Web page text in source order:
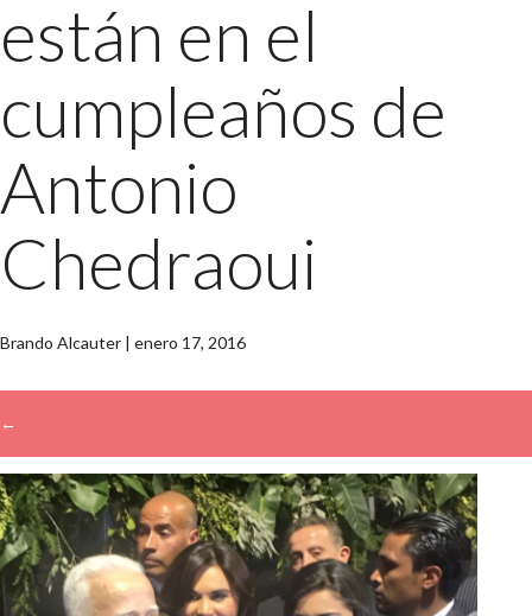
están en el
cumpleaños de
Antonio
Chedraoui
Brando Alcauter | enero 17, 2016
←
→